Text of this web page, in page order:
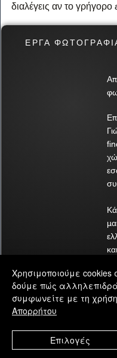
διαλέγεις αν το
Ποιος πρέπει να
χωρίς να θυσιάσεις
Μην την αγοράσεις αν
σε ακραίο low-light ή
5) Sony a6700 —
συμβιβασμός»
Για ποιους:
σύγχρονη APS-C για
ΕΡΓΑ
Χρησιμοποιούμε cookies
δούμε πώς
συμφωνείτε με τη
Απορρήτου
Επιλογές